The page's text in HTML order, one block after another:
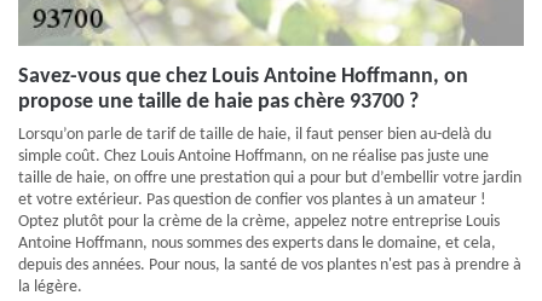
Savez-vous que chez Louis Antoine Hoffmann, on
propose une taille de haie pas chère 93700 ?
Lorsqu’on parle de tarif de taille de haie, il faut penser bien au-delà du
simple coût. Chez Louis Antoine Hoffmann, on ne réalise pas juste une
taille de haie, on offre une prestation qui a pour but d’embellir votre jardin
et votre extérieur. Pas question de confier vos plantes à un amateur !
Optez plutôt pour la crème de la crème, appelez notre entreprise Louis
Antoine Hoffmann, nous sommes des experts dans le domaine, et cela,
depuis des années. Pour nous, la santé de vos plantes n'est pas à prendre à
la légère.